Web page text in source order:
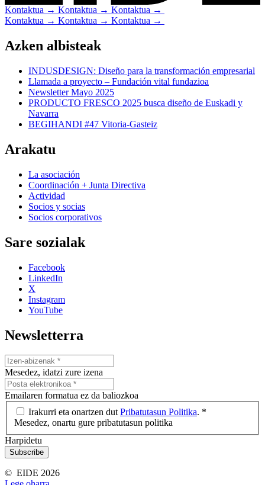
Kontaktua → Kontaktua → Kontaktua →
Kontaktua → Kontaktua → Kontaktua →
Azken albisteak
INDUSDESIGN: Diseño para la transformación empresarial
Llamada a proyecto – Fundación vital fundazioa
Newsletter Mayo 2025
PRODUCTO FRESCO 2025 busca diseño de Euskadi y
Navarra
BEGIHANDI #47 Vitoria-Gasteiz
Arakatu
La asociación
Coordinación + Junta Directiva
Actividad
Socios y socias
Socios corporativos
Sare sozialak
Facebook
LinkedIn
X
Instagram
YouTube
Newsletterra
Mesedez, idatzi zure izena
Emailaren formatua ez da baliozkoa
Irakurri eta onartzen dut Pribatutasun Politika. *
Mesedez, onartu gure pribatutasun politika
Harpidetu
© EIDE 2026